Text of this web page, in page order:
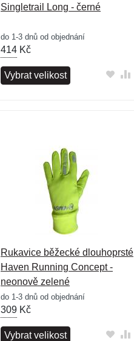
Singletrail Long - černé
do 1-3 dnů od objednání
414Kč
Vybrat velikost
Rukavice běžecké dlouhoprsté
Haven Running Concept -
neonově zelené
do 1-3 dnů od objednání
309Kč
Vybrat velikost